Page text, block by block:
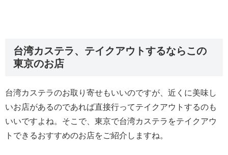
台湾カステラ、テイクアウトするならこの
東京のお店
台湾カステラのお取り寄せもいいのですが、近くに美味し
いお店があるのであれば直接行ってテイクアウトするのも
いいですよね。そこで、東京で台湾カステラをテイクアウ
トできるおすすめのお店をご紹介しますね。